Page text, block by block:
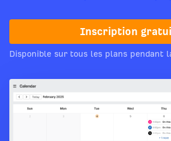
Inscription
Disponible sur tous les plans pendant